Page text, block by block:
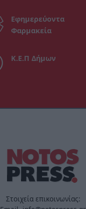
Εφημερεύοντα
Φαρμακεία
Κ.Ε.Π Δήμων
Στοιχεία επικοινωνίας: